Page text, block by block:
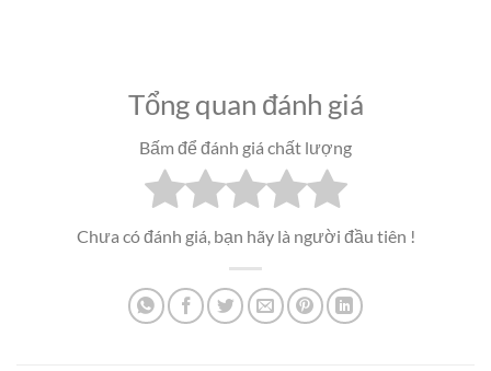
Tổng quan đánh giá
Bấm để đánh giá chất lượng
Chưa có đánh giá, bạn hãy là người đầu tiên !